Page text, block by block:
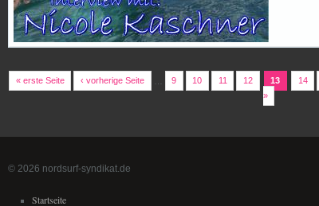
« erste Seite ‹ vorherige Seite 9 10 11 12 13 14
»
© 2026 nordsurf-syndikat.de
Startseite